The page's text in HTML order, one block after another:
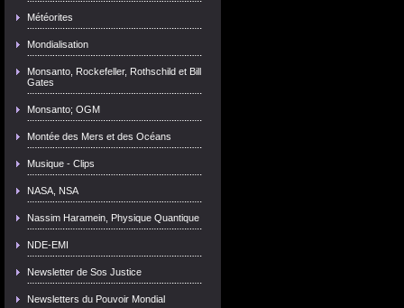
Météorites
Mondialisation
Monsanto, Rockefeller, Rothschild et Bill
Gates
Monsanto; OGM
Montée des Mers et des Océans
Musique - Clips
NASA, NSA
Nassim Haramein, Physique Quantique
NDE-EMI
Newsletter de Sos Justice
Newsletters du Pouvoir Mondial